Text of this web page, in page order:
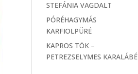
STEFÁNIA VAGDALT
PÓRÉHAGYMÁS
KARFIOLPÜRÉ
KAPROS TÖK –
PETREZSELYMES KARALÁBÉ